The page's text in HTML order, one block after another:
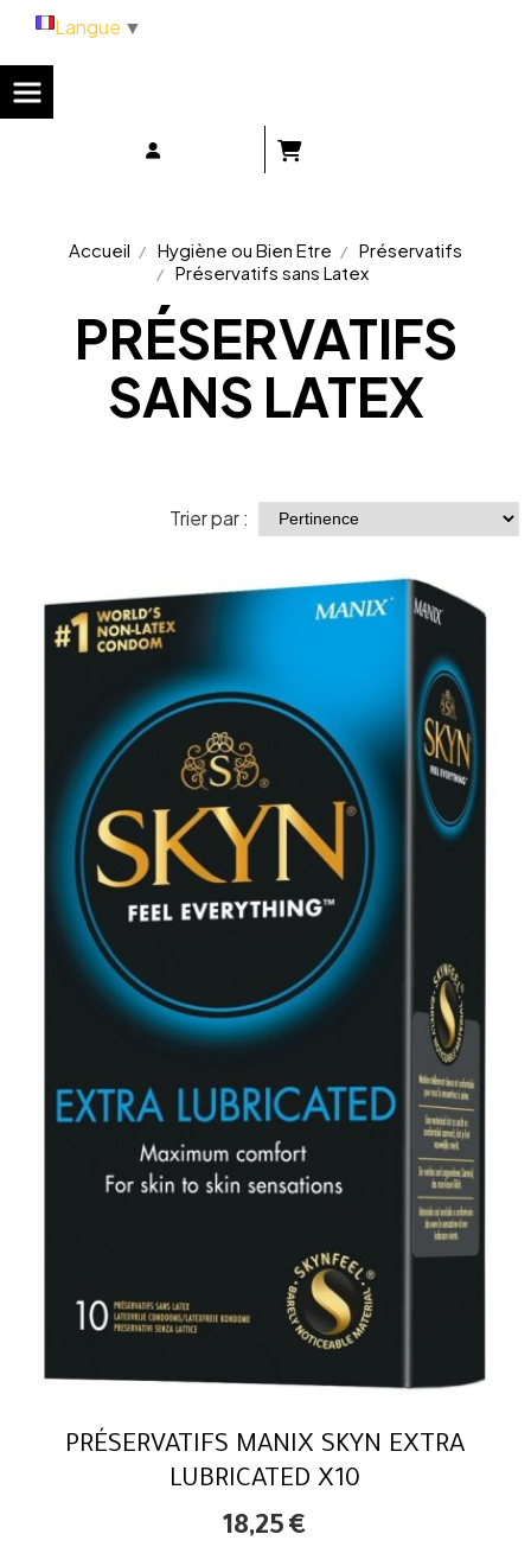
Accueil Hygiène ou Bien Etre
Préservatifs
Préservatifs sans Latex
PRÉSERVATIFS
SANS LATEX
Trier par :
PRÉSERVATIFS MANIX SKYN EXTRA
LUBRICATED X10
18,25 €
Langue ▼